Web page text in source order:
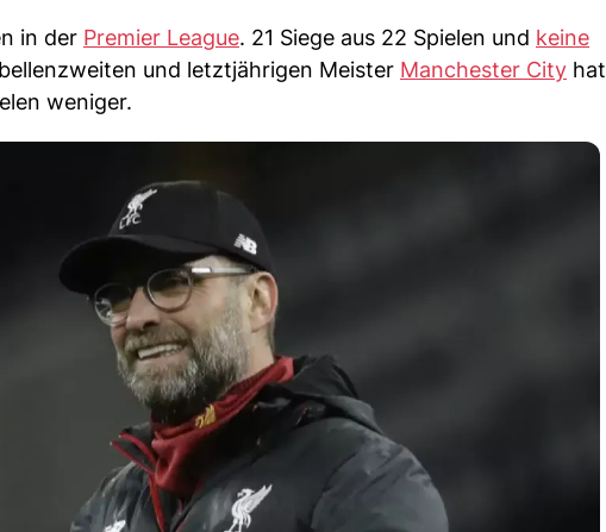
in der Premier League. 21 Siege aus 22 Spielen und keine
und letztjährigen Meister Manchester City hat
weniger.